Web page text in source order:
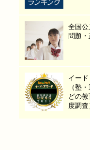
全国
問題・
イー
（塾
どの
度調査